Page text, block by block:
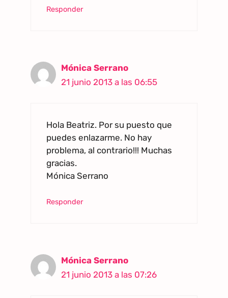
Responder
Mónica Serrano
21 junio 2013 a las 06:55
Hola Beatriz. Por su puesto que
puedes enlazarme. No hay
problema, al contrario!!! Muchas
gracias.
Mónica Serrano
Responder
Mónica Serrano
21 junio 2013 a las 07:26